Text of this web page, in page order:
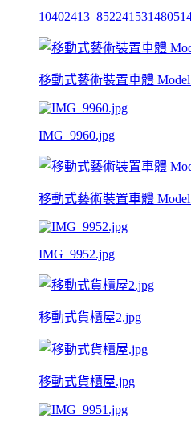
移動式藝術裝置車體
IMG_9960.jpg
移動式藝術裝置車體
IMG_9952.jpg
移動式貨櫃屋2.jpg
移動式貨櫃屋.jpg